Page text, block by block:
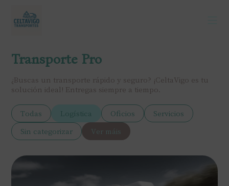
Transporte Pro
¿Buscas un transporte rápido y seguro? ¡CeltaVigo es tu
solución ideal! Entregas siempre a tiempo.
Todas Logística Oficios
Servicios
Sin categorizar
Ver máis